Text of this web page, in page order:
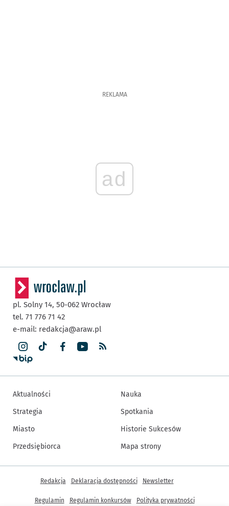
REKLAMA
ad
pl. Solny 14, 50-062 Wrocław
tel. 71 776 71 42
e-mail: redakcja@araw.pl
Aktualności
Strategia
Miasto
Przedsiębiorca
Nauka
Spotkania
Historie Sukcesów
Mapa strony
Inne informacje
Redakcja Deklaracja dostępności Newsletter
Regulamin Regulamin konkursów Polityka prywatności